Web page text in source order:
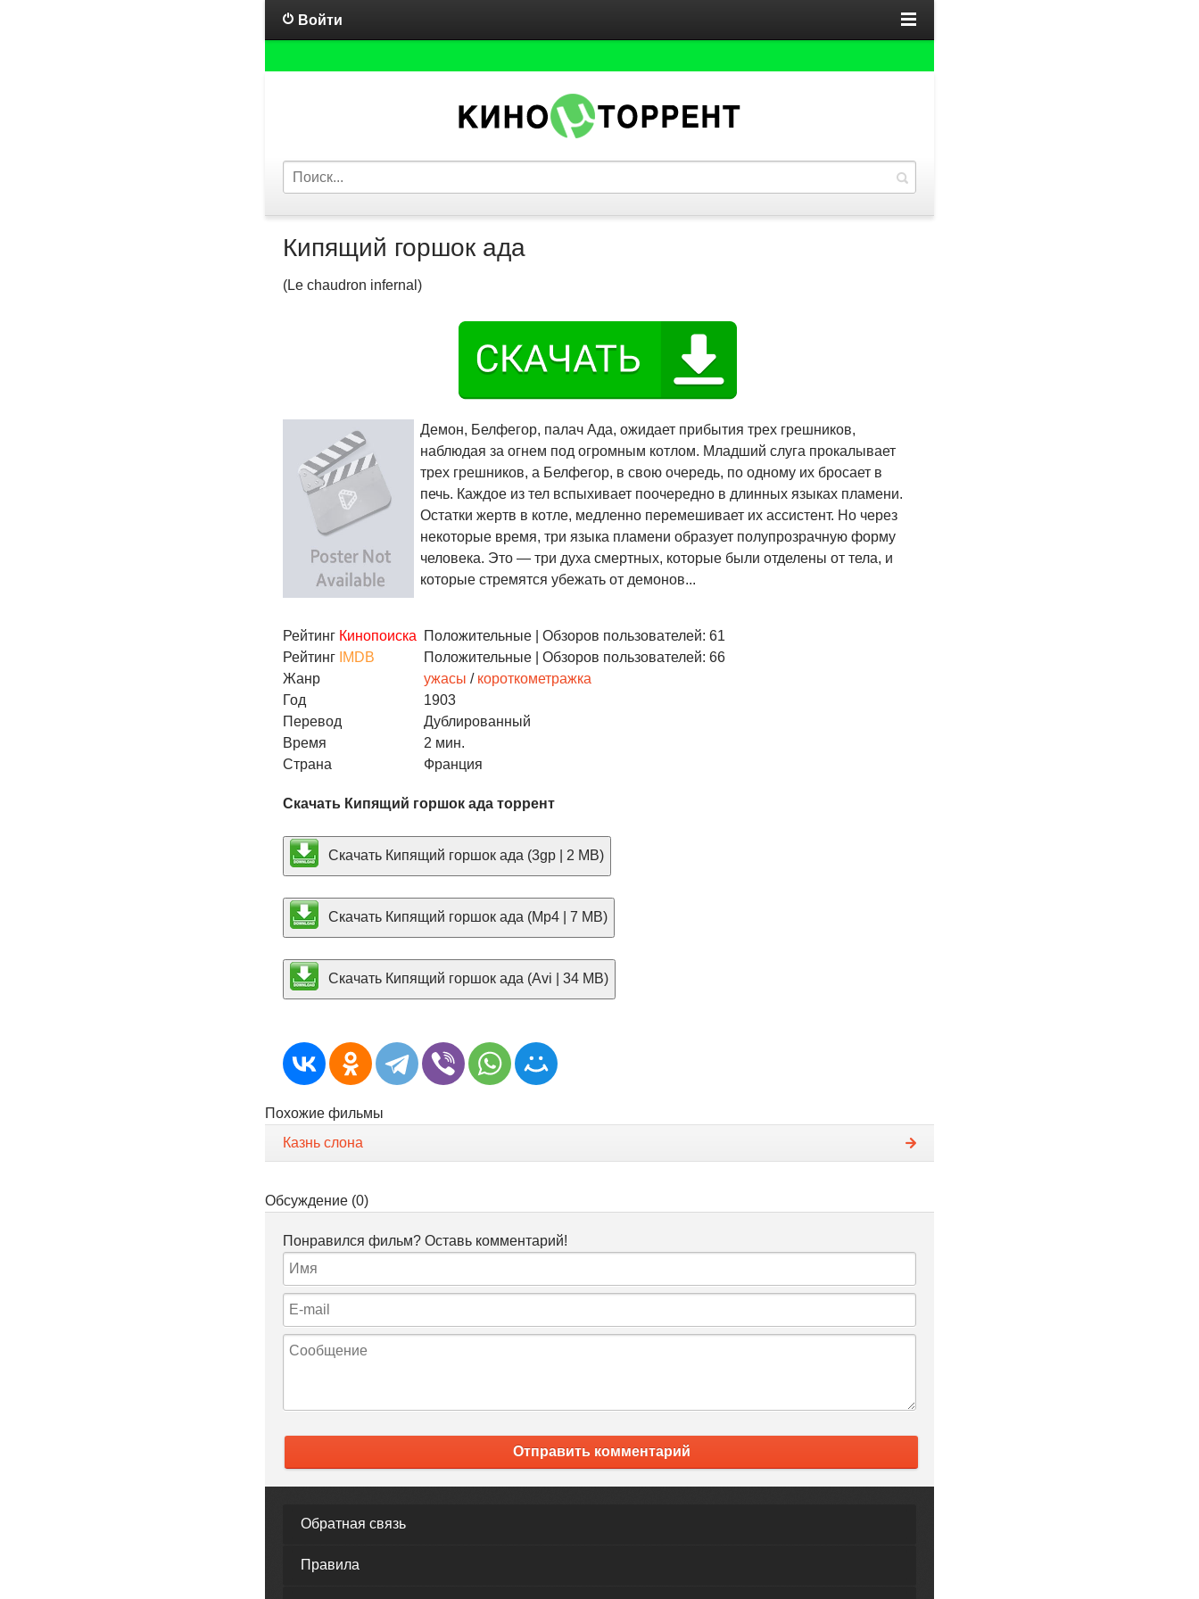
Войти
Кипящий горшок ада
(Le chaudron infernal)
Демон, Белфегор, палач Ада, ожидает прибытия трех грешников,
наблюдая за огнем под огромным котлом. Младший слуга прокалывает
трех грешников, а Белфегор, в свою очередь, по одному их бросает в
печь. Каждое из тел вспыхивает поочередно в длинных языках пламени.
Остатки жертв в котле, медленно перемешивает их ассистент. Но через
некоторые время, три языка пламени образует полупрозрачную форму
человека. Это — три духа смертных, которые были отделены от тела, и
которые стремятся убежать от демонов...
Рейтинг Кинопоиска Положительные | Обзоров пользователей: 61
Рейтинг IMDB Положительные | Обзоров пользователей: 66
Жанр
ужасы / короткометражка
Год
1903
Перевод
Дублированный
Время
2 мин.
Страна
Франция
Скачать Кипящий горшок ада торрент
Скачать Кипящий горшок ада (3gp | 2 MB)
Скачать Кипящий горшок ада (Mp4 | 7 MB)
Скачать Кипящий горшок ада (Avi | 34 MB)
Похожие фильмы
Казнь слона
Обсуждение (0)
Понравился фильм? Оставь комментарий!
Отправить комментарий
Обратная связь
Правила